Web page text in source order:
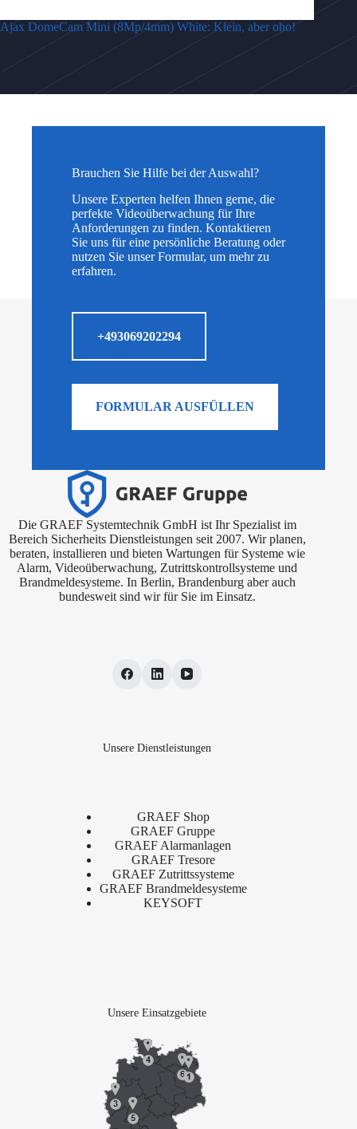
Ajax DomeCam Mini (8Mp/4mm) White: Klein, aber oho!
Brauchen Sie Hilfe bei der Auswahl?
Unsere Experten helfen Ihnen gerne, die
perfekte Videoüberwachung für Ihre
Anforderungen zu finden. Kontaktieren
Sie uns für eine persönliche Beratung oder
nutzen Sie unser Formular, um mehr zu
erfahren.
+493069202294
FORMULAR AUSFÜLLEN
Die GRAEF Systemtechnik GmbH ist Ihr Spezialist im
Bereich Sicherheits Dienstleistungen seit 2007. Wir planen,
beraten, installieren und bieten Wartungen für Systeme wie
Alarm, Videoüberwachung, Zutrittskontrollsysteme und
Brandmeldesysteme. In Berlin, Brandenburg aber auch
bundesweit sind wir für Sie im Einsatz.
Unsere Dienstleistungen
GRAEF Shop
GRAEF Gruppe
GRAEF Alarmanlagen
GRAEF Tresore
GRAEF Zutrittssysteme
GRAEF Brandmeldesysteme
KEYSOFT
Unsere Einsatzgebiete